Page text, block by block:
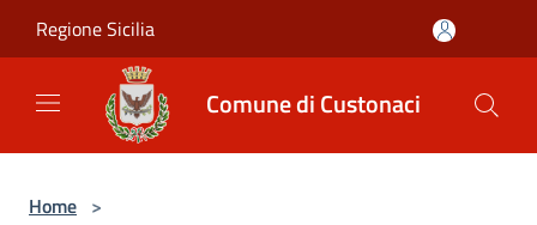
Regione Sicilia
Comune di Custonaci
Home >